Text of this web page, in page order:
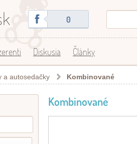
0
Diskusia Články
a autosedačky Kombinované
Kombinované